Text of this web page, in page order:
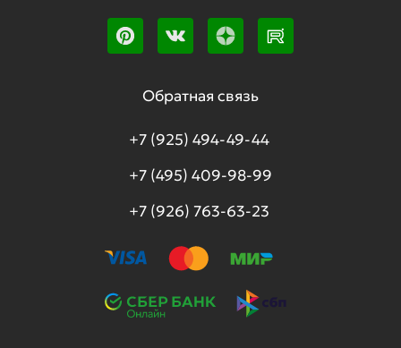
Обратная связь
+7 (925) 494-49-44
+7 (495) 409-98-99
+7 (926) 763-63-23